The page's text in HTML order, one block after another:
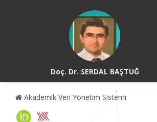
Doç. Dr. SERDAL BAŞTUĞ
Akademik Veri Yönetim Sistemi